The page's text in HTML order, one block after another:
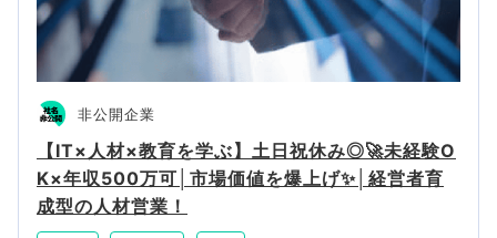
非公開企業
【IT×人材×教育を学ぶ】土日祝休み◎🚀未経験O
K×年収500万可│市場価値を爆上げ✨│経営者育
成型の人材営業！